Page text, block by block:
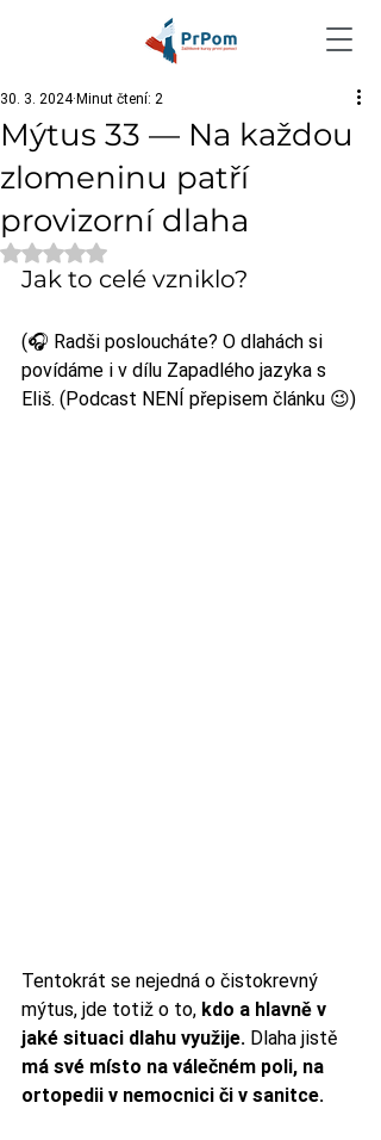
Mýtus 33 — Na každou
zlomeninu patří
provizorní dlaha
30. 3. 2024 Minut čtení: 2
Hodnoceno NaN z 5 hvězdiček.
Jak to celé vzniklo?
(🎧 Radši posloucháte? O dlahách si
povídáme i v dílu Zapadlého jazyka s
Eliš. (Podcast NENÍ přepisem článku 😉)
Tentokrát se nejedná o čistokrevný
mýtus, jde totiž o to, kdo a hlavně v
jaké situaci dlahu využije. Dlaha jistě
má své místo na válečném poli, na
ortopedii v nemocnici či v sanitce.